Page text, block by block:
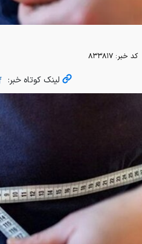
کد خبر: ۸۳۳۸۱۷
لینک کوتاه خبر: